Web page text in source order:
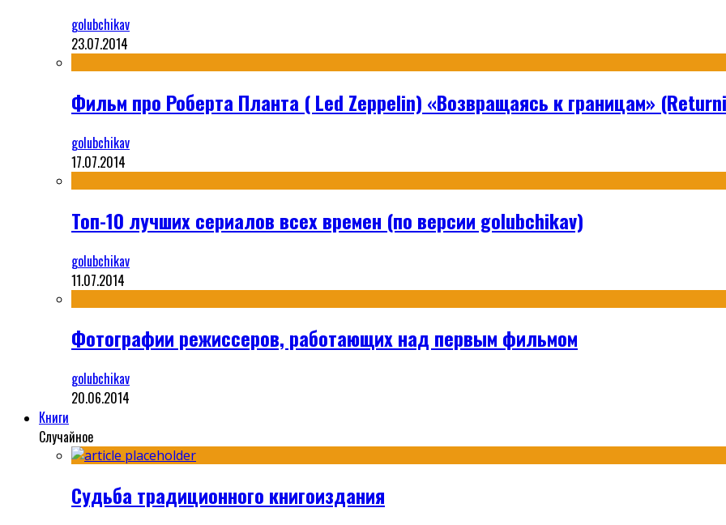
golubchikav
23.07.2014
Фильм про Роберта Планта ( Led Zeppelin) «Возвращаясь к границам»
golubchikav
17.07.2014
Топ-10 лучших сериалов всех времен (по версии golubchikav)
golubchikav
11.07.2014
Фотографии режиссеров, работающих над первым фильмом
golubchikav
20.06.2014
Книги
Случайное
Судьба традиционного книгоиздания